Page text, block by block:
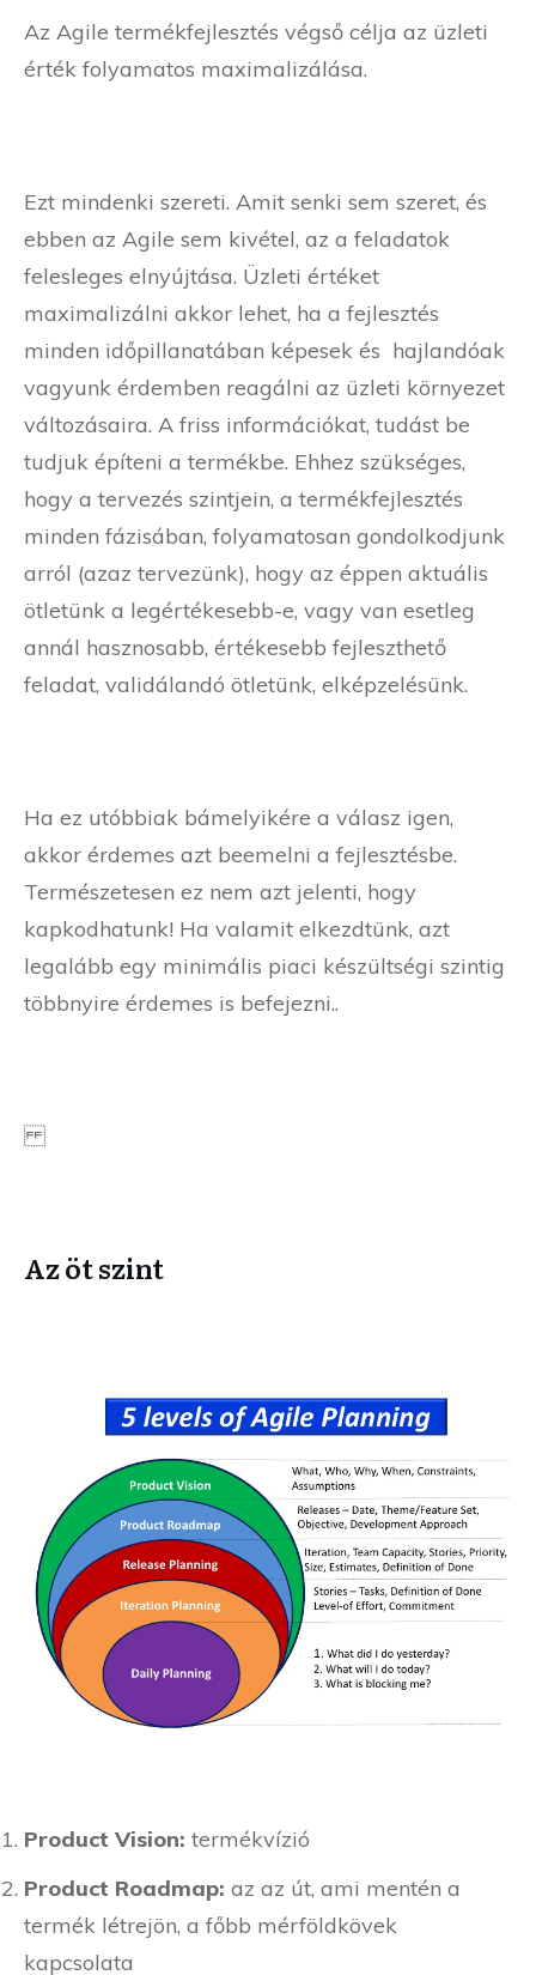
Az Agile termékfejlesztés végső célja az üzleti
érték folyamatos maximalizálása.
Ezt mindenki szereti. Amit senki sem szeret, és
ebben az Agile sem kivétel, az a feladatok
felesleges elnyújtása. Üzleti értéket
maximalizálni akkor lehet, ha a fejlesztés
minden időpillanatában képesek és hajlandóak
vagyunk érdemben reagálni az üzleti környezet
változásaira. A friss információkat, tudást be
tudjuk építeni a termékbe. Ehhez szükséges,
hogy a tervezés szintjein, a termékfejlesztés
minden fázisában, folyamatosan gondolkodjunk
arról (azaz tervezünk), hogy az éppen aktuális
ötletünk a legértékesebb-e, vagy van esetleg
annál hasznosabb, értékesebb fejleszthető
feladat, validálandó ötletünk, elképzelésünk.
Ha ez utóbbiak bámelyikére a válasz igen,
akkor érdemes azt beemelni a fejlesztésbe.
Természetesen ez nem azt jelenti, hogy
kapkodhatunk! Ha valamit elkezdtünk, azt
legalább egy minimális piaci készültségi szintig
többnyire érdemes is befejezni..
Az öt szint
Product Vision: termékvízió
Product Roadmap: az az út, ami mentén a
termék létrejön, a főbb mérföldkövek
kapcsolata